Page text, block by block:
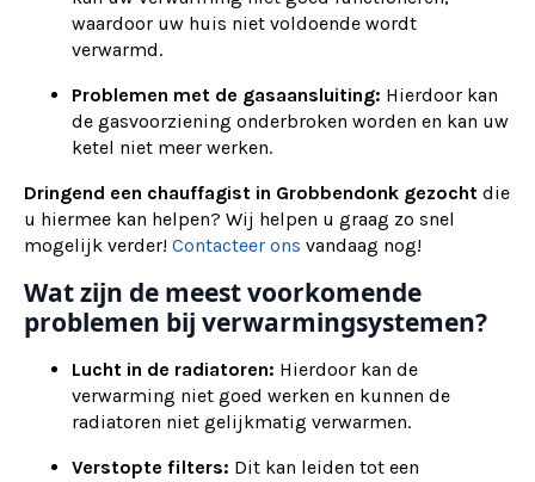
waardoor uw huis niet voldoende wordt
verwarmd.
Problemen met de gasaansluiting: Hierdoor kan
de gasvoorziening onderbroken worden en kan uw
ketel niet meer werken.
Dringend een chauffagist in Grobbendonk gezocht die
u hiermee kan helpen? Wij helpen u graag zo snel
mogelijk verder! Contacteer ons vandaag nog!
Wat zijn de meest voorkomende
problemen bij verwarmingsystemen?
Lucht in de radiatoren: Hierdoor kan de
verwarming niet goed werken en kunnen de
radiatoren niet gelijkmatig verwarmen.
Verstopte filters: Dit kan leiden tot een